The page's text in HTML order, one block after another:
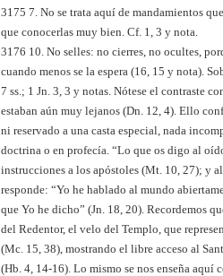
3175 7. No se trata aquí de mandamientos
que conocerlas muy bien. Cf. 1, 3 y nota.
3176 10. No selles: no cierres, no ocultes,
cuando menos se la espera (16, 15 y nota).
7 ss.; 1 Jn. 3, 3 y notas. Nótese el contraste
estaban aún muy lejanos (Dn. 12, 4). Ello
ni reservado a una casta especial, nada
doctrina o en profecía. “Lo que os digo al
instrucciones a los apóstoles (Mt. 10, 27); y
responde: “Yo he hablado al mundo
que Yo he dicho” (Jn. 18, 20). Recordemos
del Redentor, el velo del Templo, que
(Mc. 15, 38), mostrando el libre acceso al
(Hb. 4, 14-16). Lo mismo se nos enseña aquí